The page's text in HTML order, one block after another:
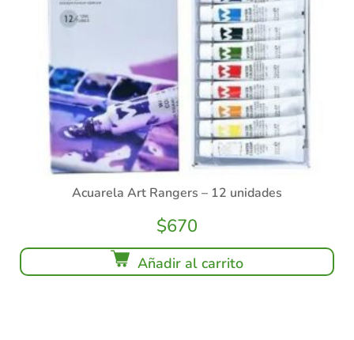
Acuarela Art Rangers – 12 unidades
$670
Añadir al carrito